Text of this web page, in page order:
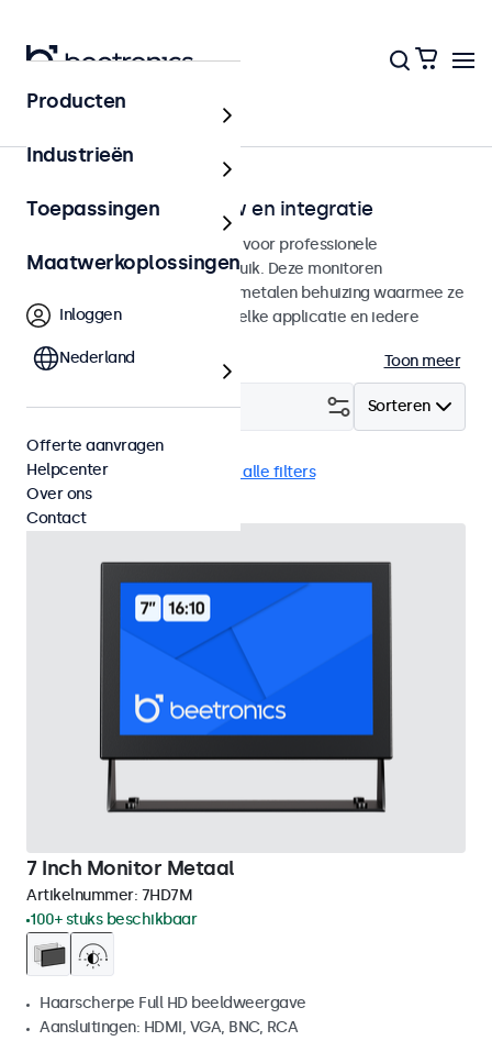
Home
Monitoren voor inbouw en integratie
Inbouw monitoren ontworpen voor professionele
toepassingen en continu gebruik. Deze monitoren
beschikken over een stevige metalen behuizing waarmee ze
naadloos te integreren zijn in elke applicatie en iedere
Toon meer
Sorteren
Filter (10)
Inbouw VESA 75 x 75 Wis alle filters
7 Inch Monitor Metaal
Artikelnummer: 7HD7M
100+ stuks beschikbaar
Haarscherpe Full HD beeldweergave
Aansluitingen: HDMI, VGA, BNC, RCA
Producten
Industrieën
Toepassingen
Maatwerkoplossingen
Inloggen
Nederland
Offerte aanvragen
Helpcenter
Over ons
Contact